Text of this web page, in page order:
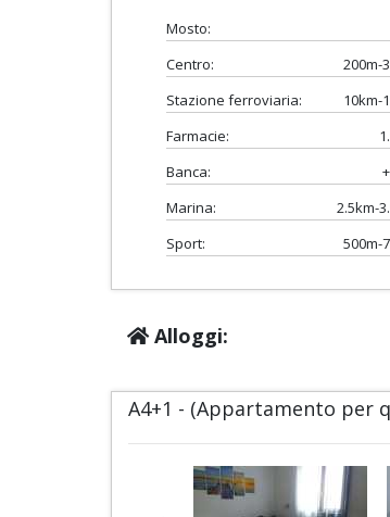
Mosto:
Centro:
200m-
Stazione ferroviaria:
10km-
Farmacie:
Banca:
Marina:
2.5km-
Sport:
500m-
Alloggi:
A4+1 - (Appartamento